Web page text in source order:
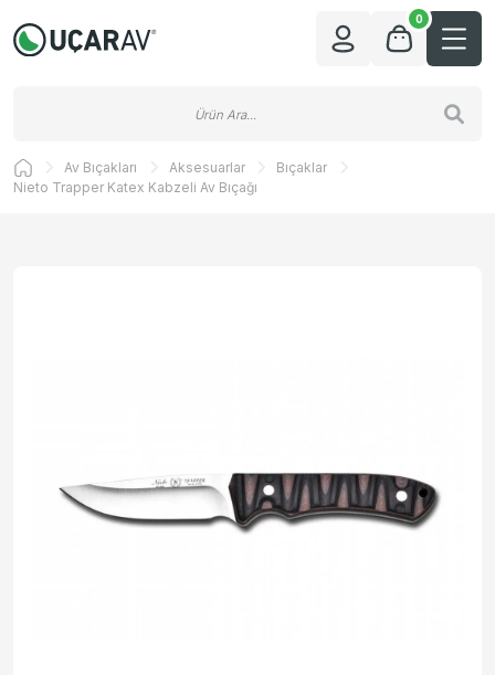
0
Av Bıçakları Aksesuarlar
Bıçaklar
Nieto Trapper Katex Kabzeli Av Bıçağı